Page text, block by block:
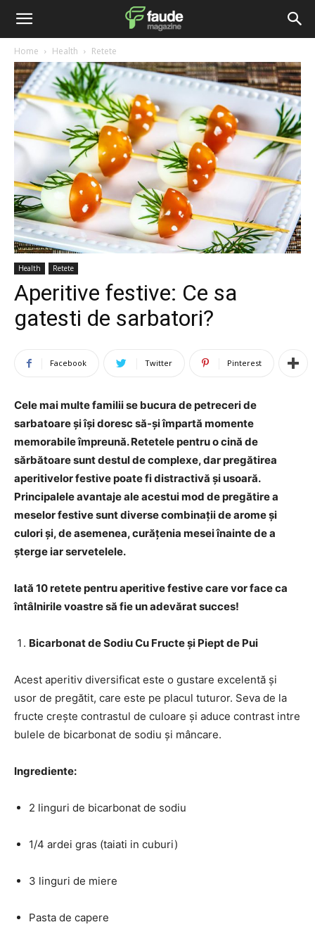
Home Health Retete
Health Retete
Aperitive festive: Ce sa
gatesti de sarbatori?
Facebook Twitter Pinterest
Cele mai multe familii se bucura de petreceri de
sarbatoare și își doresc să-și împartă momente
memorabile împreună. Retetele pentru o cină de
sărbătoare sunt destul de complexe, dar pregătirea
aperitivelor festive poate fi distractivă și usoară.
Principalele avantaje ale acestui mod de pregătire a
meselor festive sunt diverse combinații de arome și
culori și, de asemenea, curățenia mesei înainte de a
șterge iar servetelele.
Iată 10 retete pentru aperitive festive care vor face ca
întâlnirile voastre să fie un adevărat succes!
Bicarbonat de Sodiu Cu Fructe și Piept de Pui
Acest aperitiv diversificat este o gustare excelentă și
usor de pregătit, care este pe placul tuturor. Seva de la
fructe crește contrastul de culoare și aduce contrast intre
bulele de bicarbonat de sodiu și mâncare.
Ingrediente:
2 linguri de bicarbonat de sodiu
1/4 ardei gras (taiati in cuburi)
3 linguri de miere
Pasta de capere